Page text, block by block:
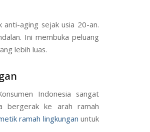
aging sejak usia 20-an.
Ini membuka peluang
lebih luas.
Indonesia sangat
bergerak ke arah ramah
ramah lingkungan untuk